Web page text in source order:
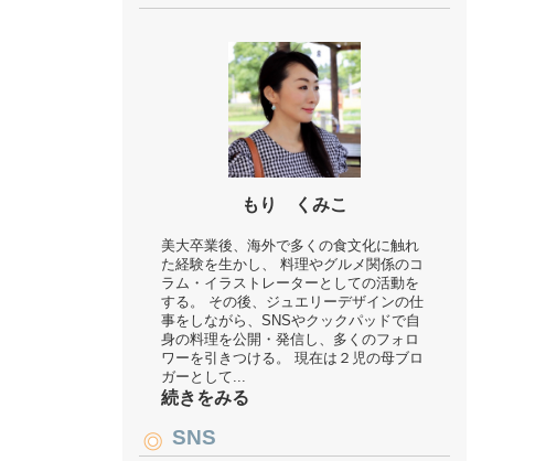
もり くみこ
美大卒業後、海外で多くの食文化に触れ
た経験を生かし、 料理やグルメ関係のコ
ラム・イラストレーターとしての活動を
する。 その後、ジュエリーデザインの仕
事をしながら、SNSやクックパッドで自
身の料理を公開・発信し、多くのフォロ
ワーを引きつける。 現在は２児の母ブロ
ガーとして...
続きをみる
SNS